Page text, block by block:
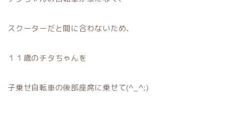
スクーターだと間に合わないため、
１１歳のチタちゃんを
子乗せ自転車の後部座席に乗せて(^_^;)